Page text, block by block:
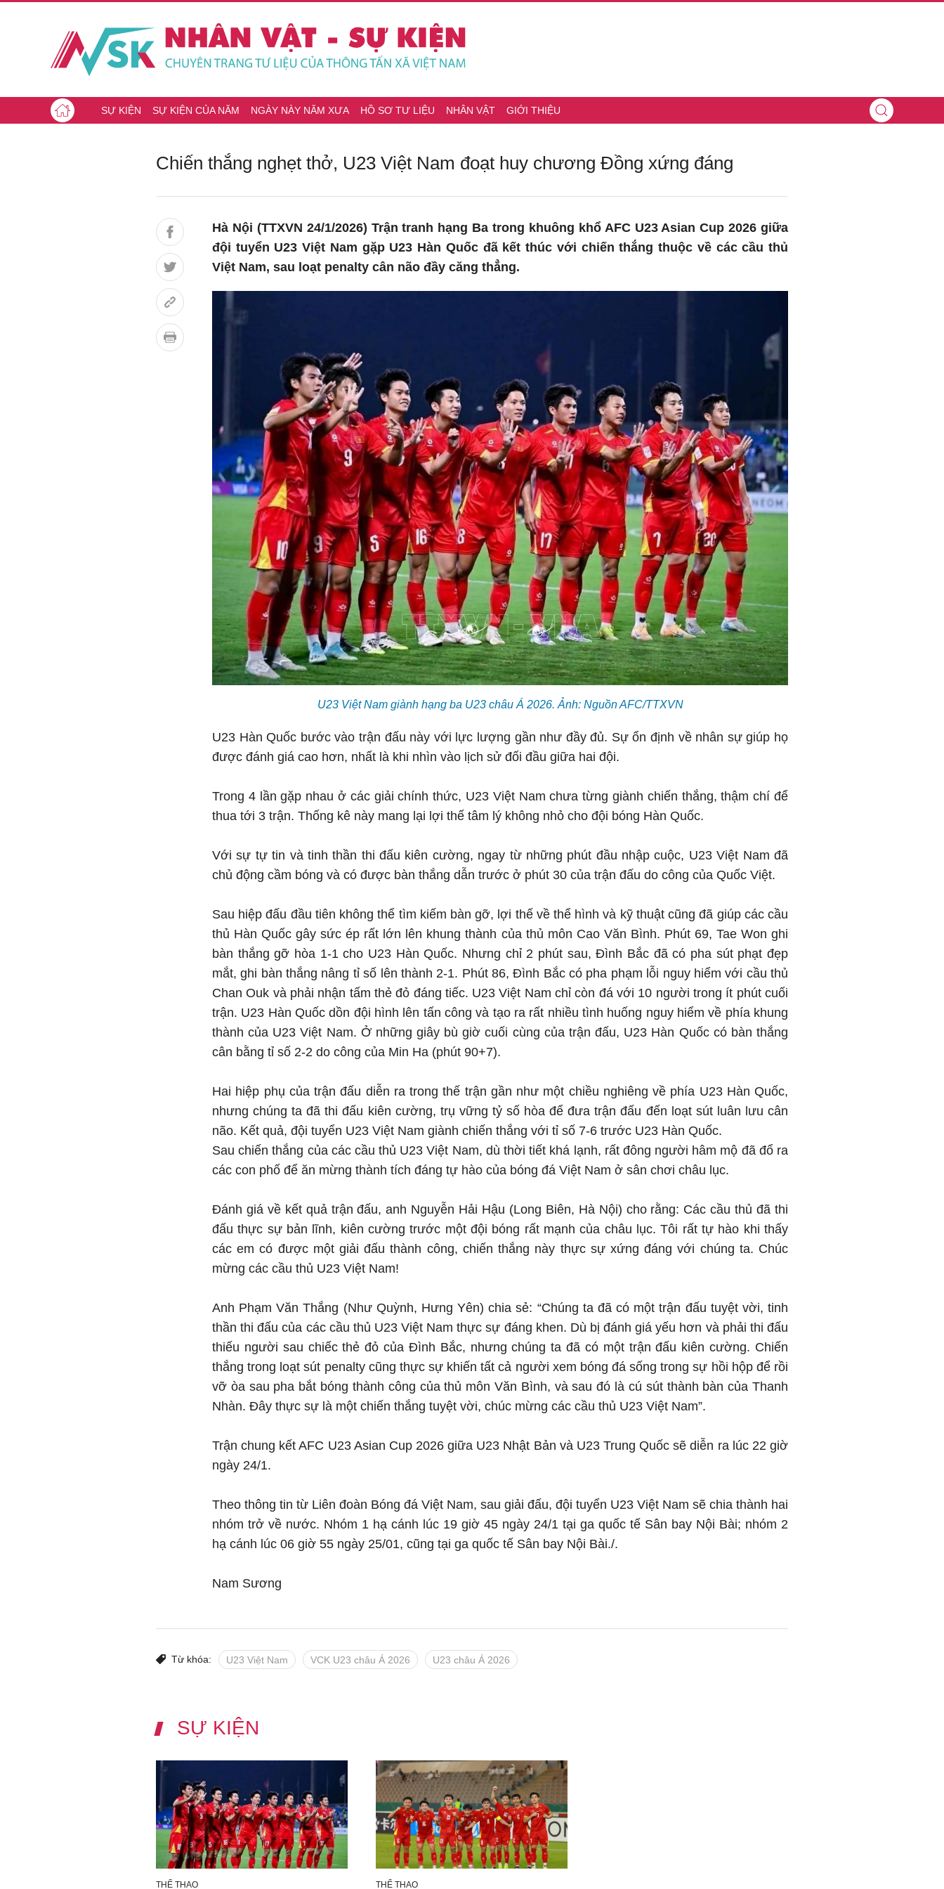
SỰ KIỆN SỰ KIỆN CỦA NĂM NGÀY NÀY NĂM XƯA HỒ SƠ TƯ LIỆU NHÂN VẬT GIỚI THIỆU
Chiến thắng nghẹt thở, U23 Việt Nam đoạt huy chương Đồng xứng đáng
Hà Nội (TTXVN 24/1/2026) Trận tranh hạng Ba trong khuông khổ AFC U23 Asian Cup 2026 giữa
đội tuyển U23 Việt Nam gặp U23 Hàn Quốc đã kết thúc với chiến thắng thuộc về các cầu thủ
Việt Nam, sau loạt penalty cân não đầy căng thẳng.
U23 Việt Nam giành hạng ba U23 châu Á 2026. Ảnh: Nguồn AFC/TTXVN
U23 Hàn Quốc bước vào trận đấu này với lực lượng gần như đầy đủ. Sự ổn định về nhân sự giúp họ
được đánh giá cao hơn, nhất là khi nhìn vào lịch sử đối đầu giữa hai đội.
Trong 4 lần gặp nhau ở các giải chính thức, U23 Việt Nam chưa từng giành chiến thắng, thậm chí để
thua tới 3 trận. Thống kê này mang lại lợi thế tâm lý không nhỏ cho đội bóng Hàn Quốc.
Với sự tự tin và tinh thần thi đấu kiên cường, ngay từ những phút đầu nhập cuộc, U23 Việt Nam đã
chủ động cầm bóng và có được bàn thắng dẫn trước ở phút 30 của trận đấu do công của Quốc Việt.
Sau hiệp đấu đầu tiên không thể tìm kiếm bàn gỡ, lợi thế về thể hình và kỹ thuật cũng đã giúp các cầu
thủ Hàn Quốc gây sức ép rất lớn lên khung thành của thủ môn Cao Văn Bình. Phút 69, Tae Won ghi
bàn thắng gỡ hòa 1-1 cho U23 Hàn Quốc. Nhưng chỉ 2 phút sau, Đình Bắc đã có pha sút phạt đẹp
mắt, ghi bàn thắng nâng tỉ số lên thành 2-1. Phút 86, Đình Bắc có pha phạm lỗi nguy hiểm với cầu thủ
Chan Ouk và phải nhận tấm thẻ đỏ đáng tiếc. U23 Việt Nam chỉ còn đá với 10 người trong ít phút cuối
trận. U23 Hàn Quốc dồn đội hình lên tấn công và tạo ra rất nhiều tình huống nguy hiểm về phía khung
thành của U23 Việt Nam. Ở những giây bù giờ cuối cùng của trận đấu, U23 Hàn Quốc có bàn thắng
cân bằng tỉ số 2-2 do công của Min Ha (phút 90+7).
Hai hiệp phụ của trận đấu diễn ra trong thế trận gần như một chiều nghiêng về phía U23 Hàn Quốc,
nhưng chúng ta đã thi đấu kiên cường, trụ vững tỷ số hòa để đưa trận đấu đến loạt sút luân lưu cân
não. Kết quả, đội tuyển U23 Việt Nam giành chiến thắng với tỉ số 7-6 trước U23 Hàn Quốc.
Sau chiến thắng của các cầu thủ U23 Việt Nam, dù thời tiết khá lạnh, rất đông người hâm mộ đã đổ ra
các con phố để ăn mừng thành tích đáng tự hào của bóng đá Việt Nam ở sân chơi châu lục.
Đánh giá về kết quả trận đấu, anh Nguyễn Hải Hậu (Long Biên, Hà Nội) cho rằng: Các cầu thủ đã thi
đấu thực sự bản lĩnh, kiên cường trước một đội bóng rất mạnh của châu lục. Tôi rất tự hào khi thấy
các em có được một giải đấu thành công, chiến thắng này thực sự xứng đáng với chúng ta. Chúc
mừng các cầu thủ U23 Việt Nam!
Anh Phạm Văn Thắng (Như Quỳnh, Hưng Yên) chia sẻ: “Chúng ta đã có một trận đấu tuyệt vời, tinh
thần thi đấu của các cầu thủ U23 Việt Nam thực sự đáng khen. Dù bị đánh giá yếu hơn và phải thi đấu
thiếu người sau chiếc thẻ đỏ của Đình Bắc, nhưng chúng ta đã có một trận đấu kiên cường. Chiến
thắng trong loạt sút penalty cũng thực sự khiến tất cả người xem bóng đá sống trong sự hồi hộp để rồi
vỡ òa sau pha bắt bóng thành công của thủ môn Văn Bình, và sau đó là cú sút thành bàn của Thanh
Nhàn. Đây thực sự là một chiến thắng tuyệt vời, chúc mừng các cầu thủ U23 Việt Nam”.
Trận chung kết AFC U23 Asian Cup 2026 giữa U23 Nhật Bản và U23 Trung Quốc sẽ diễn ra lúc 22 giờ
ngày 24/1.
Theo thông tin từ Liên đoàn Bóng đá Việt Nam, sau giải đấu, đội tuyển U23 Việt Nam sẽ chia thành hai
nhóm trở về nước. Nhóm 1 hạ cánh lúc 19 giờ 45 ngày 24/1 tại ga quốc tế Sân bay Nội Bài; nhóm 2
hạ cánh lúc 06 giờ 55 ngày 25/01, cũng tại ga quốc tế Sân bay Nội Bài./.
Nam Sương
Từ khóa: U23 Việt Nam VCK U23 châu Á 2026 U23 châu Á 2026
SỰ KIỆN
THỂ THAO THỂ THAO